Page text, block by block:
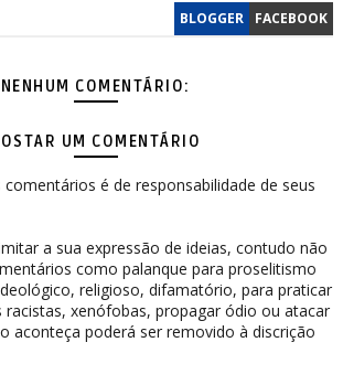
BLOGGER FACEBOOK
NENHUM COMENTÁRIO:
UM COMENTÁRIO
é de responsabilidade de seus
a sua expressão de ideias, contudo não
como palanque para proselitismo
religioso, difamatório, para praticar
xenófobas, propagar ódio ou atacar
aconteça poderá ser removido à discrição